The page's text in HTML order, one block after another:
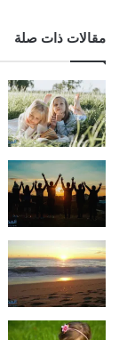
مقالات ذات صلة